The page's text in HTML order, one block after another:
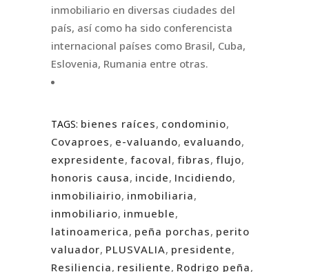
inmobiliario en diversas ciudades del
país, así como ha sido conferencista
internacional países como Brasil, Cuba,
Eslovenia, Rumania entre otras.
TAGS: bienes raíces, condominio,
Covaproes, e-valuando, evaluando,
expresidente, facoval, fibras, flujo,
honoris causa, incide, Incidiendo,
inmobiliairio, inmobiliaria,
inmobiliario, inmueble,
latinoamerica, peña porchas, perito
valuador, PLUSVALIA, presidente,
Resiliencia, resiliente, Rodrigo peña,